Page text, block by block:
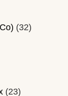
(32)
(23)